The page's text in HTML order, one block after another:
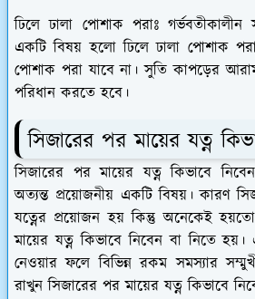
ঢিলে ঢালা পোশাক পরাঃগর্ভবতীকালীন
একটি বিষয় হলো ঢিলে ঢালা পোশাক
পোশাক পরা যাবে না। সুতি কাপড়ের
পরিধান করতে হবে।
সিজারের পর মায়ের যত্ন
সিজারের পর মায়ের যত্ন কিভাবে
অত্যন্ত প্রয়োজনীয় একটি বিষয়। কারণ
যত্নের প্রয়োজন হয় কিন্তু অনেকেই
মায়ের যত্ন কিভাবে নিবেন বা নিতে
নেওয়ার ফলে বিভিন্ন রকম সমস্যার
রাখুন সিজারের পর মায়ের যত্ন কিভাবে